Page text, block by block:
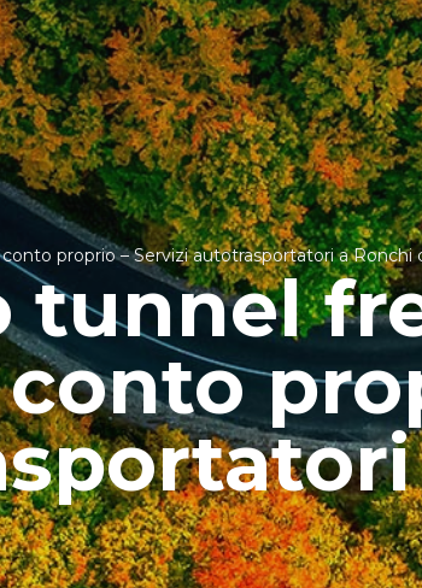
proprio – Servizi autotrasportatori a Ronchi
tunnel